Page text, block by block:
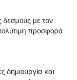
δεσμούς με τον
προσφορά
δημιουργία και